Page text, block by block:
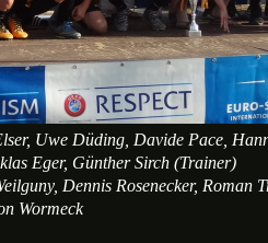
Uwe Düding, Davide Pace,
Eger, Günther Sirch (Trainer)
Dennis Rosenecker, Roman
Wormeck